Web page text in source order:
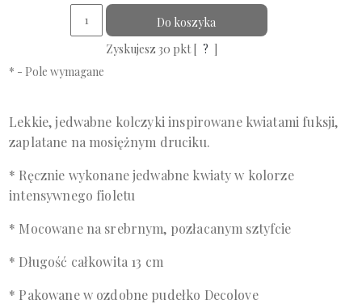
Do koszyka
Zyskujesz 30 pkt [ ? ]
* - Pole wymagane
Lekkie, jedwabne kolczyki inspirowane kwiatami fuksji,
zaplatane na mosiężnym druciku.
* Ręcznie wykonane jedwabne kwiaty w kolorze
intensywnego fioletu
* Mocowane na srebrnym, pozłacanym sztyfcie
* Długość całkowita 13 cm
* Pakowane w ozdobne pudełko Decolove